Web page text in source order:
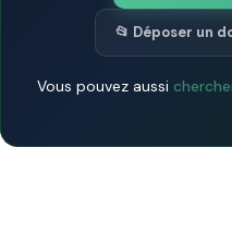
📂 Déposer un
Vous pouvez aussi